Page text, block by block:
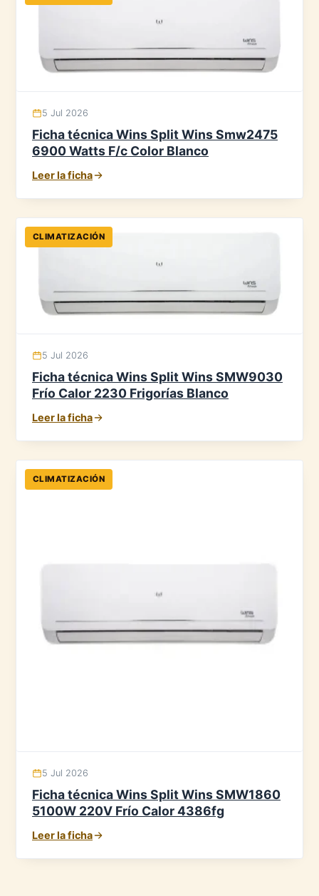
5 Jul 2026
Ficha técnica Wins Split Wins Smw2475
6900 Watts F/c Color Blanco
Leer la ficha
CLIMATIZACIÓN
5 Jul 2026
Ficha técnica Wins Split Wins SMW9030
Frío Calor 2230 Frigorías Blanco
Leer la ficha
CLIMATIZACIÓN
5 Jul 2026
Ficha técnica Wins Split Wins SMW1860
5100W 220V Frío Calor 4386fg
Leer la ficha